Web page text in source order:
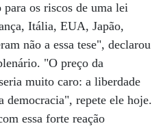
os riscos de uma lei
Itália, EUA, Japão,
não a essa tese", declarou
"O preço da
muito caro: a liberdade
democracia", repete ele hoje.
essa forte reação